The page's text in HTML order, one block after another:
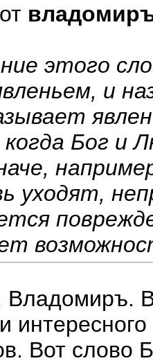
этого
и
Бог и
уходят,
Владомиръ.
Вот слово